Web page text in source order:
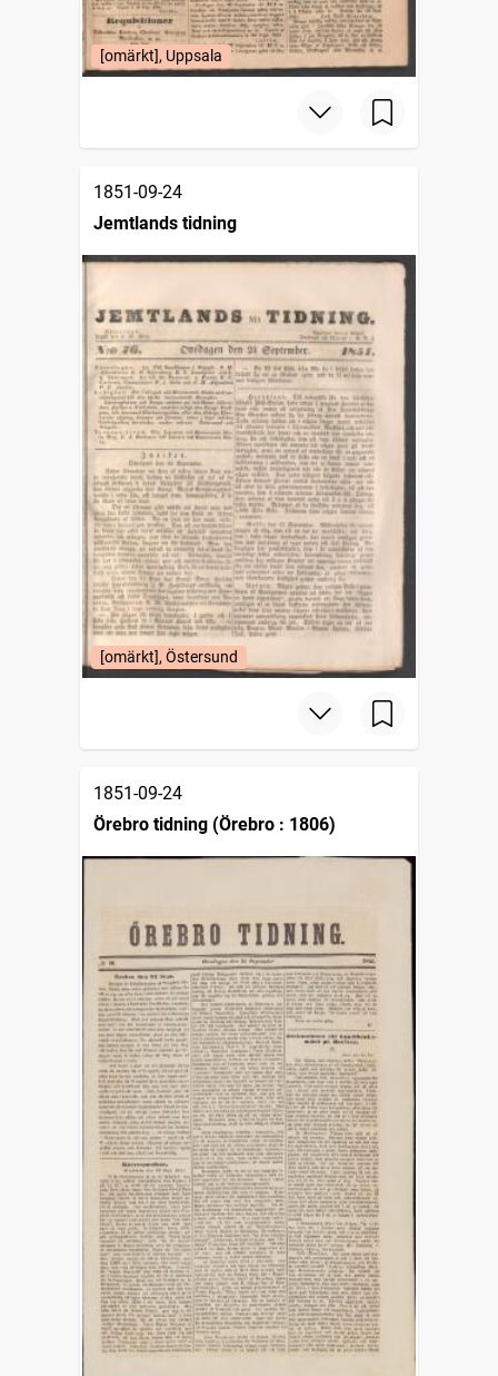
[omärkt], Uppsala
1851-09-24
Jemtlands tidning
[omärkt], Östersund
1851-09-24
Örebro tidning (Örebro : 1806)